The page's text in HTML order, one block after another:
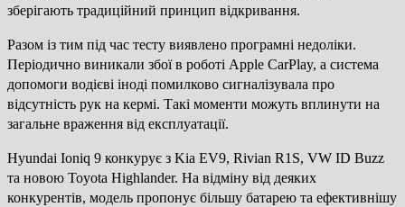
зберігають традиційний принцип відкривання.
Разом із тим під час тесту виявлено програмні недоліки.
Періодично виникали збої в роботі Apple CarPlay, а система
допомоги водієві іноді помилково сигналізувала про
відсутність рук на кермі. Такі моменти можуть вплинути на
загальне враження від експлуатації.
Hyundai Ioniq 9 конкурує з Kia EV9, Rivian R1S, VW ID Buzz
та новою Toyota Highlander. На відміну від деяких
конкурентів, модель пропонує більшу батарею та ефективнішу